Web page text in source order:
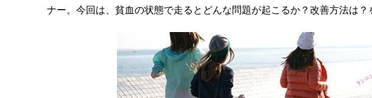
ナー。今回は、貧血の状態で走るとどんな問題が起こるか？改善方法は？